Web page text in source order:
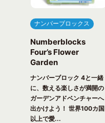
ナンバーブロックス
Numberblocks
Four’s Flower
Garden
ナンバーブロック 4と一緒
に、数える楽しさが満開の
ガーデンアドベンチャーへ
出かけよう！ 世界100カ国
以上で愛...